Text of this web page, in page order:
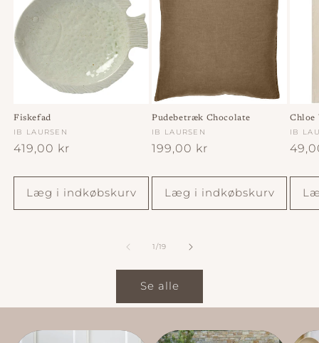
Fiskefad
Forhandler:
IB LAURSEN
Normalpris
419,00 kr
Læg i indkøbskurv
Pudebetræk Chocolate
Forhandler:
IB LAURSEN
Normalpris
199,00 kr
Læg i indkøbskurv
Chloe
IB
1/af
19
Se alle